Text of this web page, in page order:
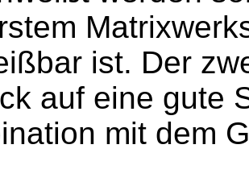
ist. Der
auf eine gute
mit dem